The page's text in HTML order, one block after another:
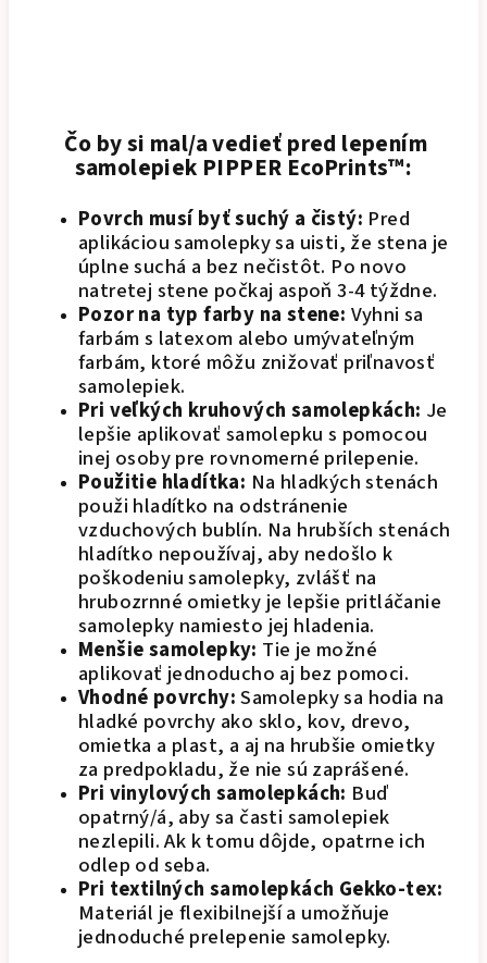
Čo by si mal/a vedieť pred lepením
samolepiek PIPPER EcoPrints™:
Povrch musí byť suchý a čistý: Pred
aplikáciou samolepky sa uisti, že stena je
úplne suchá a bez nečistôt. Po novo
natretej stene počkaj aspoň 3-4 týždne.
Pozor na typ farby na stene: Vyhni sa
farbám s latexom alebo umývateľným
farbám, ktoré môžu znižovať priľnavosť
samolepiek.
Pri veľkých kruhových samolepkách: Je
lepšie aplikovať samolepku s pomocou
inej osoby pre rovnomerné prilepenie.
Použitie hladítka: Na hladkých stenách
použi hladítko na odstránenie
vzduchových bublín. Na hrubších stenách
hladítko nepoužívaj, aby nedošlo k
poškodeniu samolepky, zvlášť na
hrubozrnné omietky je lepšie pritláčanie
samolepky namiesto jej hladenia.
Menšie samolepky: Tie je možné
aplikovať jednoducho aj bez pomoci.
Vhodné povrchy:Samolepky sa hodia na
hladké povrchy ako sklo, kov, drevo,
omietka a plast, a aj na hrubšie omietky
za predpokladu, že nie sú zaprášené.
Pri vinylových samolepkách: Buď
opatrný/á, aby sa časti samolepiek
nezlepili. Ak k tomu dôjde, opatrne ich
odlep od seba.
Pri textilných samolepkách Gekko-tex:
Materiál je flexibilnejší a umožňuje
jednoduché prelepenie samolepky.